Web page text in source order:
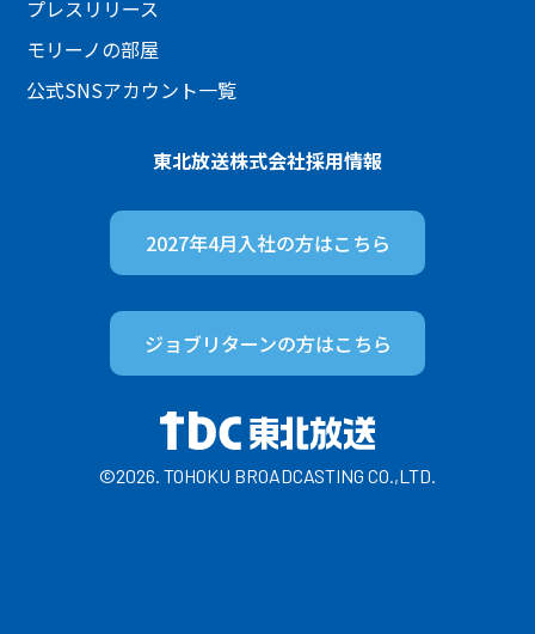
プレスリリース
モリーノの部屋
公式SNSアカウント一覧
東北放送株式会社採用情報
2027年4月入社の方はこちら
ジョブリターンの方はこちら
©2026. TOHOKU BROADCASTING CO.,LTD.